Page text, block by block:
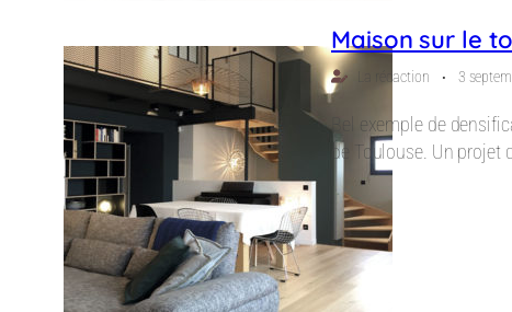
Maison sur le
La rédaction ⋅ 3
Bel exemple de
de Toulouse. Un projet